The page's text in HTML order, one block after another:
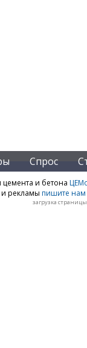
Спрос
и бетона
и рекламы пишите нам
загрузка